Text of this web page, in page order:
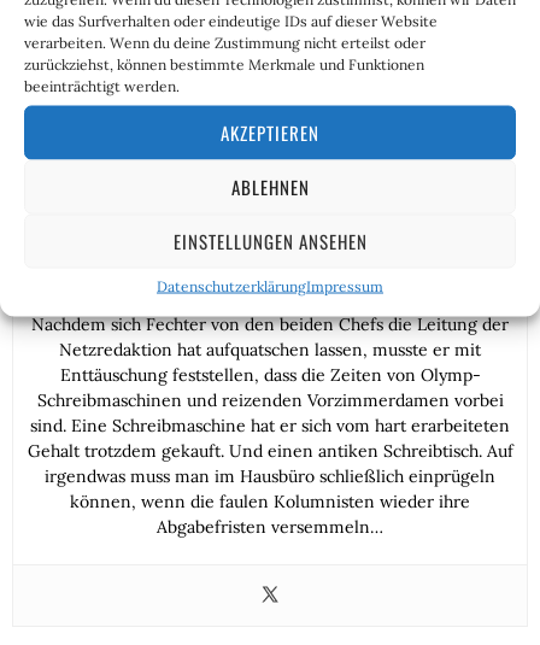
wie das Surfverhalten oder eindeutige IDs auf dieser Website
verarbeiten. Wenn du deine Zustimmung nicht erteilst oder
zurückziehst, können bestimmte Merkmale und Funktionen
beeinträchtigt werden.
AKZEPTIEREN
ABLEHNEN
EINSTELLUNGEN ANSEHEN
DatenschutzerklärungImpressum
und ein frohes Osterfest!
Nachdem sich Fechter von den beiden Chefs die Leitung der
Netzredaktion hat aufquatschen lassen, musste er mit
Enttäuschung feststellen, dass die Zeiten von Olymp-
Schreibmaschinen und reizenden Vorzimmerdamen vorbei
sind. Eine Schreibmaschine hat er sich vom hart erarbeiteten
Gehalt trotzdem gekauft. Und einen antiken Schreibtisch. Auf
irgendwas muss man im Hausbüro schließlich einprügeln
können, wenn die faulen Kolumnisten wieder ihre
Abgabefristen versemmeln…